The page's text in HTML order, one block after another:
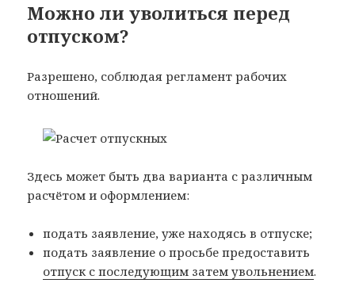
Можно ли уволиться перед
отпуском?
Разрешено, соблюдая регламент рабочих
отношений.
Здесь может быть два варианта с различным
расчётом и оформлением:
подать заявление, уже находясь в отпуске;
подать заявление о просьбе предоставить
отпуск с последующим затем увольнением.